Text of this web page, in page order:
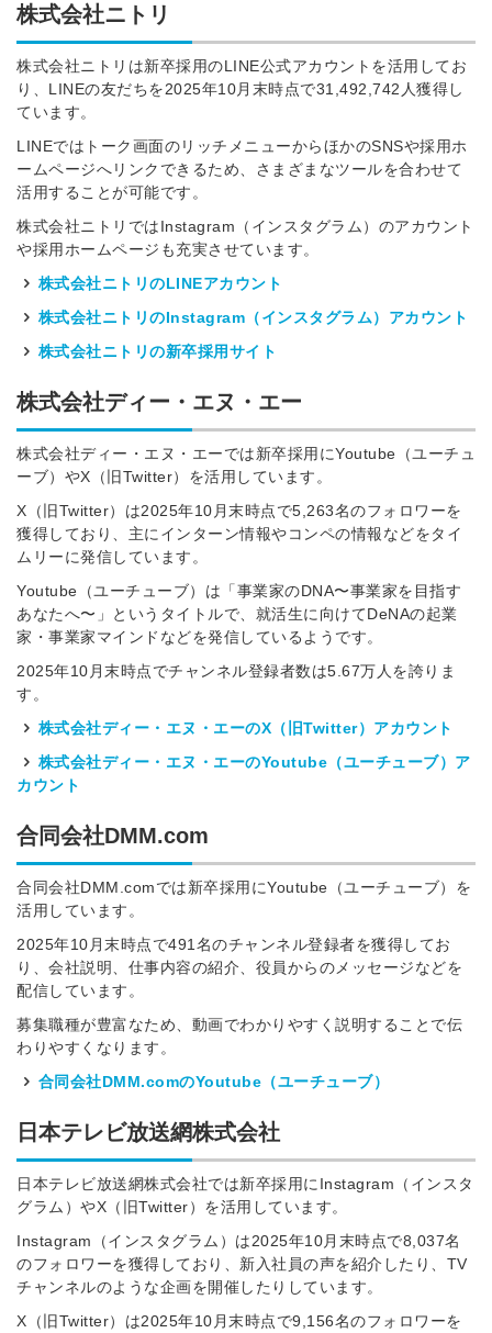
株式会社ニトリ
株式会社ニトリは新卒採用のLINE公式アカウントを活用してお
り、LINEの友だちを2025年10月末時点で31,492,742 人獲得し
ています。
LINEではトーク画面のリッチメニューからほかのSNSや採用ホ
ームページへリンクできるため、さまざまなツールを合わせて
活用することが可能です。
株式会社ニトリではInstagram（インスタグラム）のアカウント
や採用ホームページも充実させています。
株式会社ニトリのLINEアカウント
株式会社ニトリのInstagram（インスタグラム）アカウント
株式会社ニトリの新卒採用サイト
株式会社ディー・エヌ・エー
株式会社ディー・エヌ・エーでは新卒採用にYoutube（ユーチュ
ーブ）やX（旧Twitter）を活用しています。
X（旧Twitter）は2025年10月末時点で5,263名のフォロワーを
獲得しており、主にインターン情報やコンペの情報などをタイ
ムリーに発信しています。
Youtube（ユーチューブ）は「事業家のDNA〜事業家を目指す
あなたへ〜」というタイトルで、就活生に向けてDeNAの起業
家・事業家マインドなどを発信しているようです。
2025年10月末時点でチャンネル登録者数は5.67万人を誇りま
す。
株式会社ディー・エヌ・エーのX（旧Twitter）アカウント
株式会社ディー・エヌ・エーのYoutube（ユーチューブ）ア
カウント
合同会社DMM.com
合同会社DMM.comでは新卒採用にYoutube（ユーチューブ）を
活用しています。
2025年10月末時点で491名のチャンネル登録者を獲得してお
り、会社説明、仕事内容の紹介、役員からのメッセージなどを
配信しています。
募集職種が豊富なため、動画でわかりやすく説明することで伝
わりやすくなります。
合同会社DMM.comのYoutube（ユーチューブ）
日本テレビ放送網株式会社
日本テレビ放送網株式会社では新卒採用にInstagram（インスタ
グラム）やX（旧Twitter）を活用しています。
Instagram（インスタグラム）は2025年10月末時点で8,037名
のフォロワーを獲得しており、新入社員の声を紹介したり、TV
チャンネルのような企画を開催したりしています。
X（旧Twitter）は2025年10月末時点で9,156名のフォロワーを